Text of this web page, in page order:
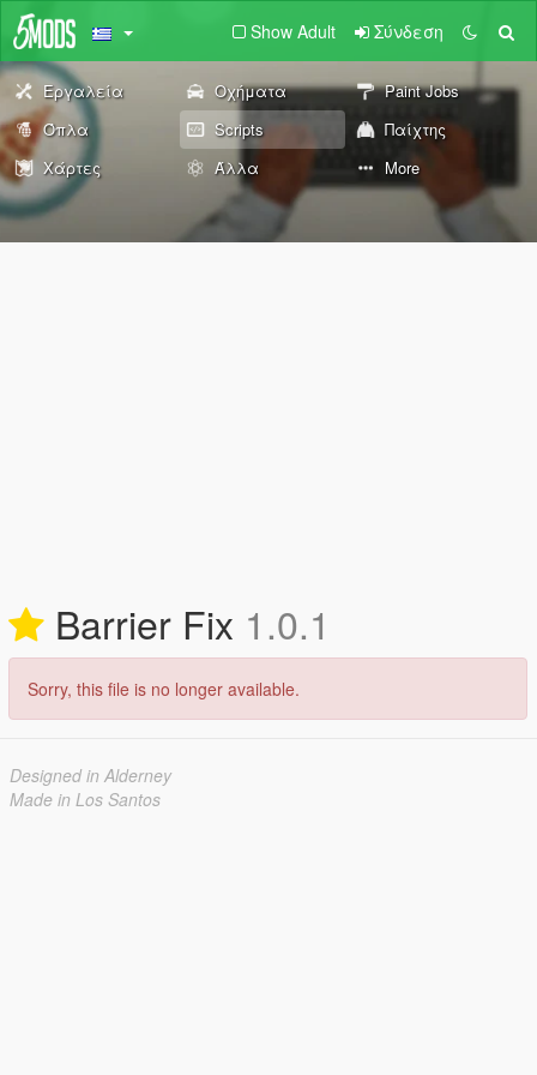
Show Adult Σύνδεση
Εργαλεία Οχήματα
Paint Jobs
Όπλα
Scripts
Παίχτης
Χάρτες
Άλλα More
Barrier Fix 1.0.1
Sorry, this file is no longer available.
Designed in Alderney
Made in Los Santos